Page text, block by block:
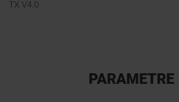
TX V4.0
PARAMETRE